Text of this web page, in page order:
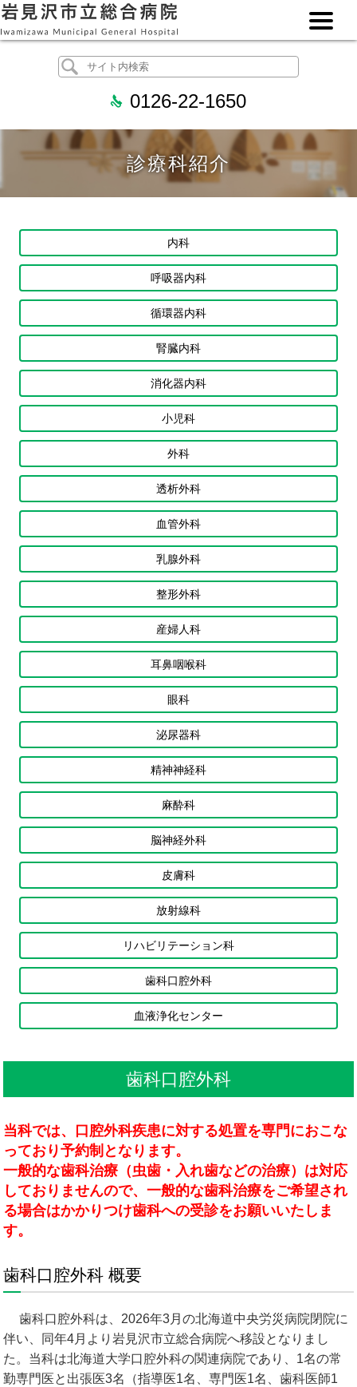
0126-22-1650
診療科紹介
内科
呼吸器内科
循環器内科
腎臓内科
消化器内科
小児科
外科
透析外科
血管外科
乳腺外科
整形外科
産婦人科
耳鼻咽喉科
眼科
泌尿器科
精神神経科
麻酔科
脳神経外科
皮膚科
放射線科
リハビリテーション科
歯科口腔外科
血液浄化センター
歯科口腔外科
当科では、口腔外科疾患に対する処置を専門におこな
っており予約制となります。
一般的な歯科治療（虫歯・入れ歯などの治療）は対応
しておりませんので、一般的な歯科治療をご希望され
る場合はかかりつけ歯科への受診をお願いいたしま
す。
歯科口腔外科 概要
歯科口腔外科は、2026年3月の北海道中央労災病院閉院に
伴い、同年4月より岩見沢市立総合病院へ移設となりまし
た。当科は北海道大学口腔外科の関連病院であり、1名の常
勤専門医と出張医3名（指導医1名、専門医1名、歯科医師1